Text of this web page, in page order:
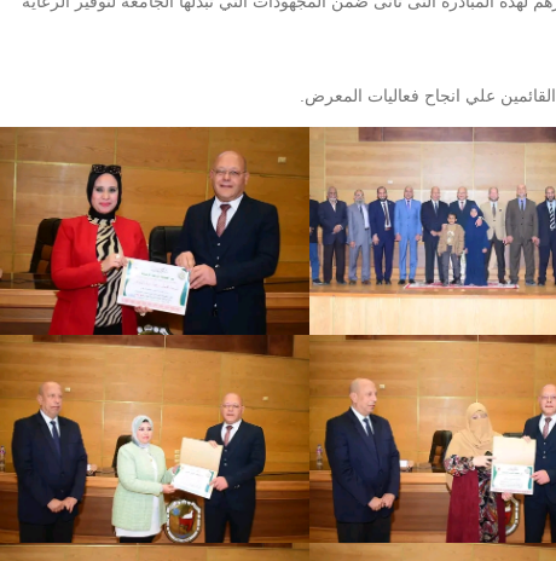
القائمين علي انجاح فعاليات المعرض.